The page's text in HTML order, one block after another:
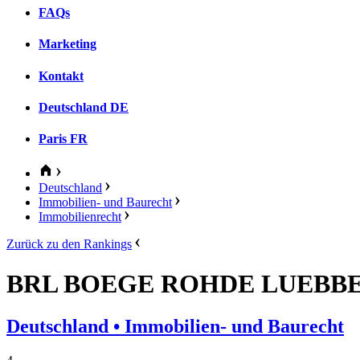
FAQs
Marketing
Kontakt
Deutschland DE
Paris FR
Deutschland
Immobilien- und Baurecht
Immobilienrecht
Zurück zu den Rankings
BRL BOEGE ROHDE
Deutschland • Immobilien- und Baurecht